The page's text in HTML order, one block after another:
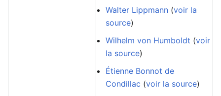
Walter Lippmann (voir la
source)
Wilhelm von Humboldt (voir
la source)
Étienne Bonnot de
Condillac (voir la source)